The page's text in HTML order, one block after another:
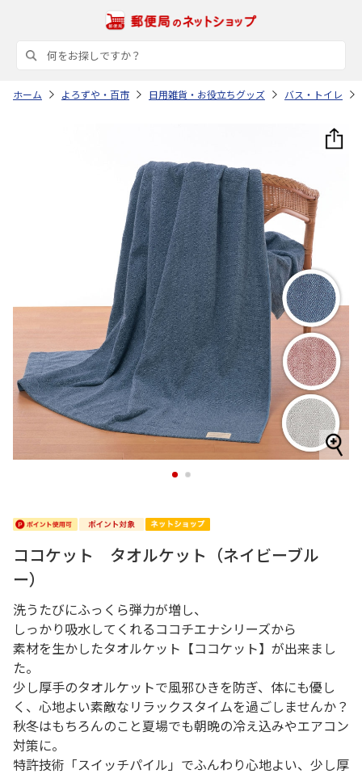
ホーム よろずや・百市 日用雑貨・お役立ちグッズ バス・トイレ
1 2
ココケット タオルケット（ネイビーブル
ー）
洗うたびにふっくら弾力が増し、
しっかり吸水してくれるココチエナシリーズから
素材を生かしたタオルケット【ココケット】が出来まし
た。
少し厚手のタオルケットで風邪ひきを防ぎ、体にも優し
く、心地よい素敵なリラックスタイムを過ごしませんか？
秋冬はもちろんのこと夏場でも朝晩の冷え込みやエアコン
対策に。
特許技術「スイッチパイル」でふんわり心地よい、少し厚